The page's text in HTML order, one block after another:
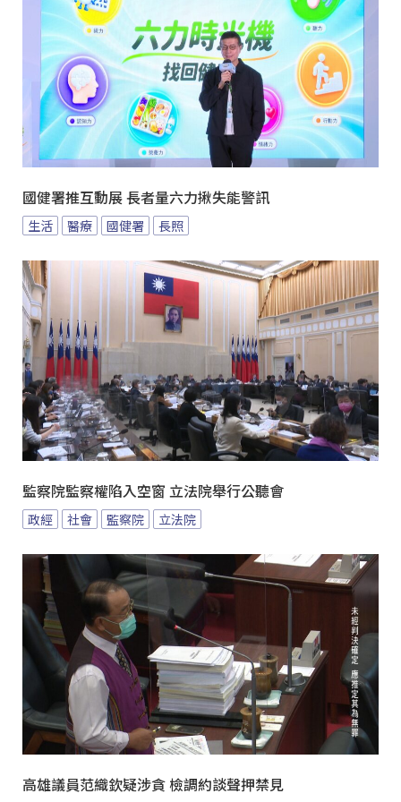
國健署推互動展 長者量六力揪失能警訊
生活 醫療 國健署 長照
監察院監察權陷入空窗 立法院舉行公聽會
政經 社會 監察院 立法院
高雄議員范織欽疑涉貪 檢調約談聲押禁見